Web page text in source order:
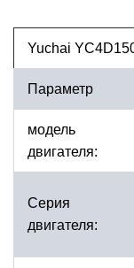
Yuchai
Параметр
модель
двигателя:
Серия
двигателя: